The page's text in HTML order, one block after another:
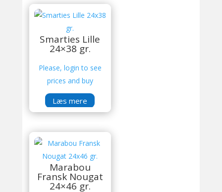
Smarties Lille
24×38 gr.
Please, login to see
prices and buy
Læs mere
Marabou
Fransk Nougat
24×46 gr.